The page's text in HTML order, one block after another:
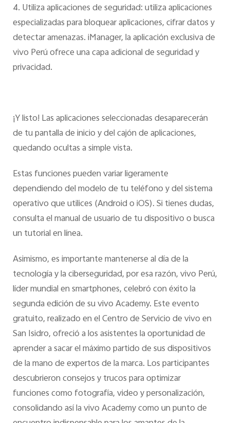
4. Utiliza aplicaciones de seguridad: utiliza aplicaciones
especializadas para bloquear aplicaciones, cifrar datos y
detectar amenazas. iManager, la aplicación exclusiva de
vivo Perú ofrece una capa adicional de seguridad y
privacidad.
¡Y listo! Las aplicaciones seleccionadas desaparecerán
de tu pantalla de inicio y del cajón de aplicaciones,
quedando ocultas a simple vista.
Estas funciones pueden variar ligeramente
dependiendo del modelo de tu teléfono y del sistema
operativo que utilices (Android o iOS). Si tienes dudas,
consulta el manual de usuario de tu dispositivo o busca
un tutorial en línea.
Asimismo, es importante mantenerse al día de la
tecnología y la ciberseguridad, por esa razón, vivo Perú,
líder mundial en smartphones, celebró con éxito la
segunda edición de su vivo Academy. Este evento
gratuito, realizado en el Centro de Servicio de vivo en
San Isidro, ofreció a los asistentes la oportunidad de
aprender a sacar el máximo partido de sus dispositivos
de la mano de expertos de la marca. Los participantes
descubrieron consejos y trucos para optimizar
funciones como fotografía, video y personalización,
consolidando así la vivo Academy como un punto de